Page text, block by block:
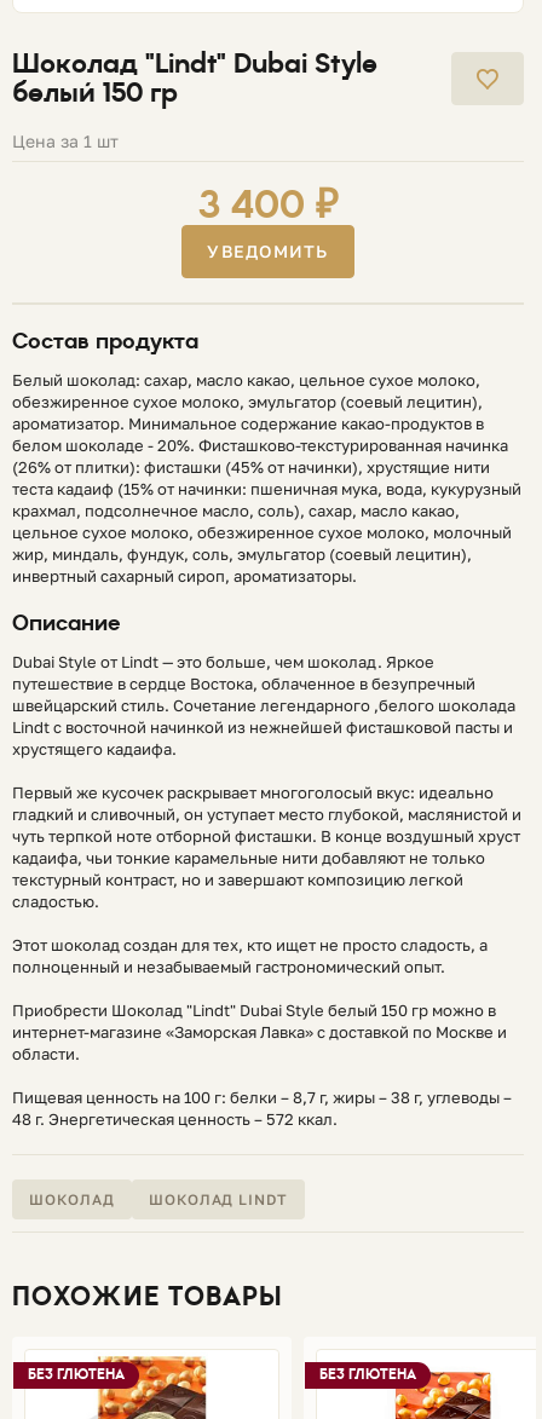
Шоколад "Lindt" Dubai Style
белый 150 гр
Цена за 1 шт
3 400 ₽
УВЕДОМИТЬ
Состав продукта
Белый шоколад: сахар, масло какао, цельное сухое молоко,
обезжиренное сухое молоко, эмульгатор (соевый лецитин),
ароматизатор. Минимальное содержание какао-продуктов в
белом шоколаде - 20%. Фисташково-текстурированная начинка
(26% от плитки): фисташки (45% от начинки), хрустящие нити
теста кадаиф (15% от начинки: пшеничная мука, вода, кукурузный
крахмал, подсолнечное масло, соль), сахар, масло какао,
цельное сухое молоко, обезжиренное сухое молоко, молочный
жир, миндаль, фундук, соль, эмульгатор (соевый лецитин),
инвертный сахарный сироп, ароматизаторы.
Описание
Dubai Style от Lindt — это больше, чем шоколад. Яркое
путешествие в сердце Востока, облаченное в безупречный
швейцарский стиль. Сочетание легендарного ,белого шоколада
Lindt с восточной начинкой из нежнейшей фисташковой пасты и
хрустящего кадаифа.
Первый же кусочек раскрывает многоголосый вкус: идеально
гладкий и сливочный, он уступает место глубокой, маслянистой и
чуть терпкой ноте отборной фисташки. В конце воздушный хруст
кадаифа, чьи тонкие карамельные нити добавляют не только
текстурный контраст, но и завершают композицию легкой
сладостью.
Этот шоколад создан для тех, кто ищет не просто сладость, а
полноценный и незабываемый гастрономический опыт.
Приобрести Шоколад "Lindt" Dubai Style белый 150 гр можно в
интернет-магазине «Заморская Лавка» с доставкой по Москве и
области.
Пищевая ценность на 100 г: белки – 8,7 г, жиры – 38 г, углеводы –
48 г. Энергетическая ценность – 572 ккал.
ШОКОЛАД ШОКОЛАД LINDT
ПОХОЖИЕ ТОВАРЫ
БЕЗ ГЛЮТЕНА БЕЗ ГЛЮТЕНА